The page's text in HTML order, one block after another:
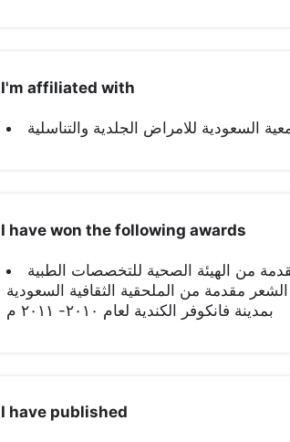
I'm affiliated with
السعودية للامراض الجلدية والتناسلية
I have won the following awards
من الهيئة الصحية للتخصصات الطبية
وزراعة الشعر مقدمة من الملحقية الثقافية السعودية
بمدينة فانكوفر الكندية لعام ٢٠١٠- ٢٠١١ م
I have published